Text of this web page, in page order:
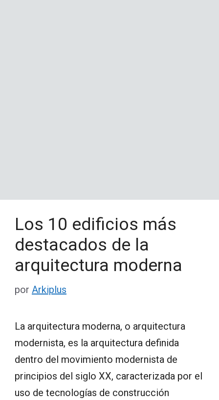
Los 10 edificios más
destacados de la
arquitectura moderna
por Arkiplus
La arquitectura moderna, o arquitectura
modernista, es la arquitectura definida
dentro del movimiento modernista de
principios del siglo XX, caracterizada por el
uso de tecnologías de construcción